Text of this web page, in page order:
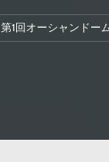
第1回オーシャンドー